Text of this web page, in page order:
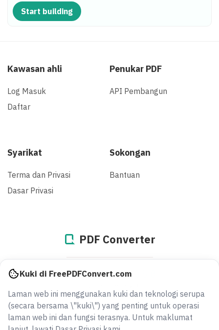
Start building
Kawasan ahli
Log Masuk
Daftar
Penukar PDF
API Pembangun
Syarikat
Terma dan Privasi
Dasar Privasi
Sokongan
Bantuan
PDF Converter
944960141800
Kuki di FreePDFConvert.com
Laman web ini menggunakan kuki dan teknologi serupa
(secara bersama \"kuki\") yang penting untuk operasi
laman web ini dan fungsi terasnya. Untuk maklumat